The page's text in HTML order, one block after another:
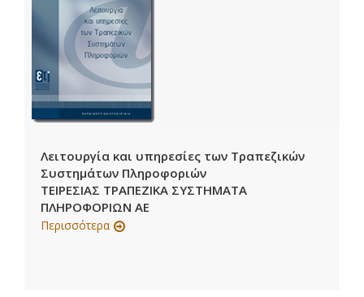
Λειτουργία και υπηρεσίες των Τραπεζικών
Συστημάτων Πληροφοριών
ΤΕΙΡΕΣΙΑΣ ΤΡΑΠΕΖΙΚΑ ΣΥΣΤΗΜΑΤΑ
ΠΛΗΡΟΦΟΡΙΩΝ ΑΕ
Περισσότερα